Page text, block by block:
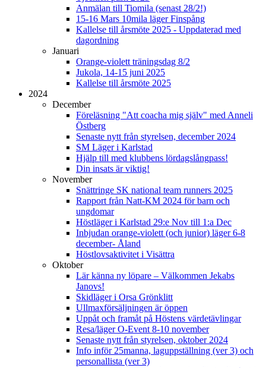
Anmälan till Tiomila (senast 28/2!)
15-16 Mars 10mila läger Finspång
Kallelse till årsmöte 2025 - Uppdaterad med
dagordning
Januari
Orange-violett träningsdag 8/2
Jukola, 14-15 juni 2025
Kallelse till årsmöte 2025
2024
December
Föreläsning "Att coacha mig själv" med Anneli
Östberg
Senaste nytt från styrelsen, december 2024
SM Läger i Karlstad
Hjälp till med klubbens lördagslångpass!
Din insats är viktig!
November
Snättringe SK national team runners 2025
Rapport från Natt-KM 2024 för barn och
ungdomar
Höstläger i Karlstad 29:e Nov till 1:a Dec
Inbjudan orange-violett (och junior) läger 6-8
december- Åland
Höstlovsaktivitet i Visättra
Oktober
Lär känna ny löpare – Välkommen Jekabs
Janovs!
Skidläger i Orsa Grönklitt
Ullmaxförsäljningen är öppen
Uppåt och framåt på Höstens värdetävlingar
Resa/läger O-Event 8-10 november
Senaste nytt från styrelsen, oktober 2024
Info inför 25manna, laguppställning (ver 3) och
personallista (ver 3)